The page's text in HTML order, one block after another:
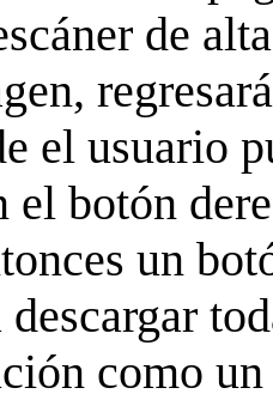
de
el usuario
el botón
un
como